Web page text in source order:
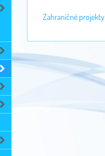
Zahraničné projekty